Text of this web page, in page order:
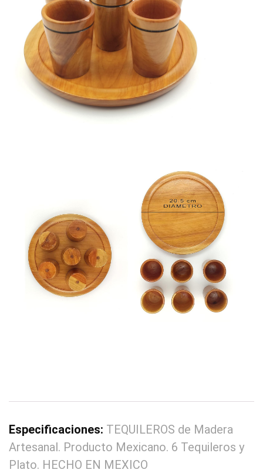
Especificaciones: TEQUILEROS de Madera
Artesanal. Producto Mexicano. 6 Tequileros y
Plato. HECHO EN MEXICO